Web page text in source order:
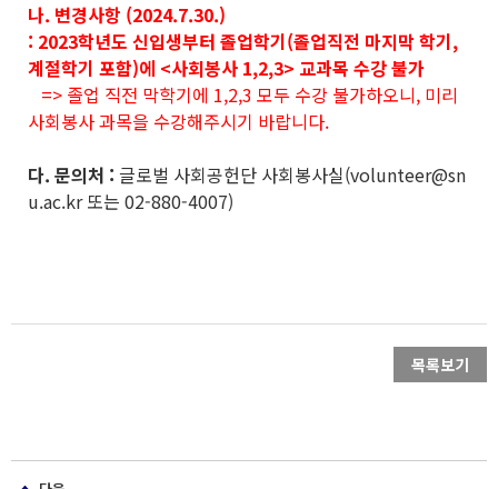
나. 변경사항 (2024.7.30.)
: 2023학년도 신입생부터 졸업학기(졸업직전 마지막 학기,
계절학기 포함)에 <사회봉사 1,2,3> 교과목 수강 불가
=> 졸업 직전 막학기에 1,2,3 모두 수강 불가하오니, 미리
사회봉사 과목을 수강해주시기 바랍니다.
다. 문의처 : 글로벌 사회공헌단 사회봉사실(volunteer@sn
u.ac.kr 또는 02-880-4007)
목록보기